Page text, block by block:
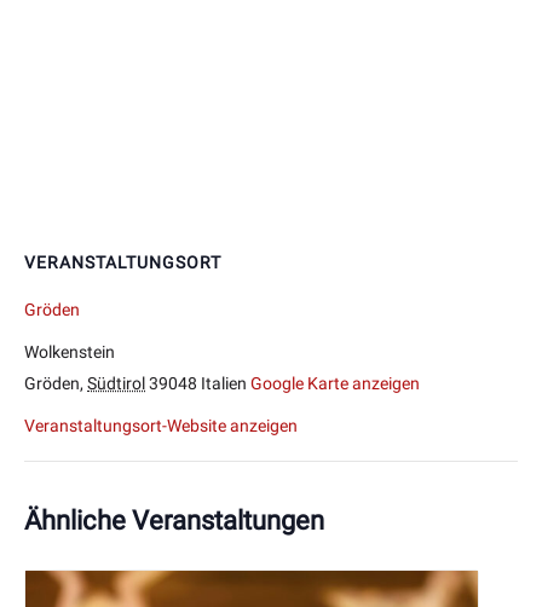
VERANSTALTUNGSORT
Gröden
Wolkenstein
Gröden, Südtirol39048 Italien Google Karte anzeigen
Veranstaltungsort-Website anzeigen
Ähnliche Veranstaltungen